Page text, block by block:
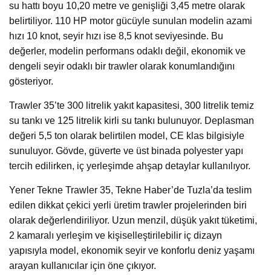
su hattı boyu 10,20 metre ve genişliği 3,45 metre olarak
belirtiliyor. 110 HP motor gücüyle sunulan modelin azami
hızı 10 knot, seyir hızı ise 8,5 knot seviyesinde. Bu
değerler, modelin performans odaklı değil, ekonomik ve
dengeli seyir odaklı bir trawler olarak konumlandığını
gösteriyor.
Trawler 35’te 300 litrelik yakıt kapasitesi, 300 litrelik temiz
su tankı ve 125 litrelik kirli su tankı bulunuyor. Deplasman
değeri 5,5 ton olarak belirtilen model, CE klas bilgisiyle
sunuluyor. Gövde, güverte ve üst binada polyester yapı
tercih edilirken, iç yerleşimde ahşap detaylar kullanılıyor.
Yener Tekne Trawler 35, Tekne Haber’de Tuzla’da teslim
edilen dikkat çekici yerli üretim trawler projelerinden biri
olarak değerlendiriliyor. Uzun menzil, düşük yakıt tüketimi,
2 kamaralı yerleşim ve kişiselleştirilebilir iç dizayn
yapısıyla model, ekonomik seyir ve konforlu deniz yaşamı
arayan kullanıcılar için öne çıkıyor.